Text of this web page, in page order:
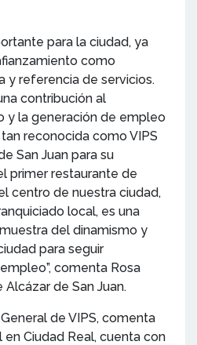
para la ciudad, ya
como
y referencia de servicios.
contribución al
y la generación de empleo
reconocida como VIPS
San Juan para su
primer restaurante de
centro de nuestra ciudad,
local, es una
del dinamismo y
para seguir
comenta Rosa
de San Juan.
de VIPS, comenta
Ciudad Real, cuenta con